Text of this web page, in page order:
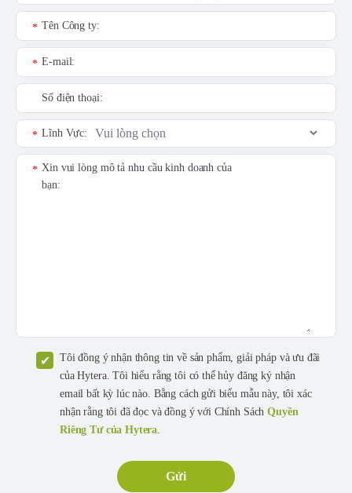
Tên Công ty:
*
E-mail:
*
Số điện thoại:
Lĩnh Vực:
*
Xin vui lòng mô tả nhu cầu kinh doanh của
bạn:
*
Tôi đồng ý nhận thông tin về sản phẩm, giải pháp và ưu đãi
của Hytera. Tôi hiểu rằng tôi có thể hủy đăng ký nhận
email bất kỳ lúc nào. Bằng cách gửi biểu mẫu này, tôi xác
nhận rằng tôi đã đọc và đồng ý với Chính SáchQuyền
Riêng Tư của Hytera.